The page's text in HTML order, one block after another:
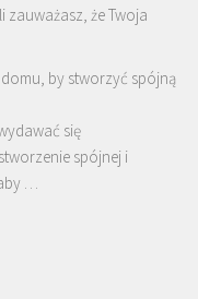
zauważasz, że Twoja
by stworzyć spójną
się
spójnej i
…